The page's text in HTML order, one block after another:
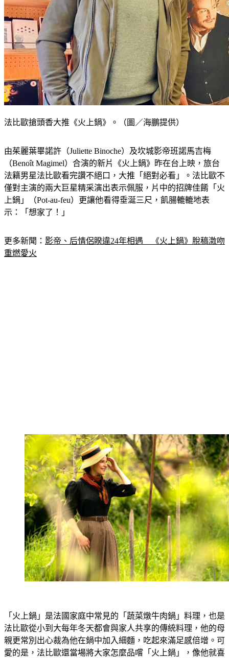
（Benoît Magimel）合演的新片《火上鍋》昨在台上映，旅台
法籍男星法比歐看完讚不絕口，大推「絕對必看」。法比歐不
僅對主演的兩大巨星精采演出表示佩服，片中的招牌佳餚「火
上鍋」（Pot-au-feu）更讓他看得垂涎三尺，飢腸轆轆地表
示：「想家了！」
重燃愛火
法比歐從小到大每年冬天都會與家人共享的傳統料理，他的母
親更常別出心裁為他在鍋中加入細麵，吃起來滿足感倍增。可
愛的是，法比歐還當場將大家怎麼品嚐「火上鍋」，像他就喜
歡先從喝湯開始，看似清淡卻具豐富層次，跟電影男女主角的